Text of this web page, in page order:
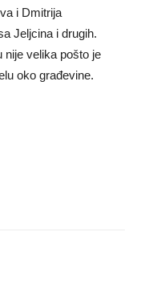
i Dmitrija
Jeljcina i drugih.
nije velika pošto je
oko građevine.